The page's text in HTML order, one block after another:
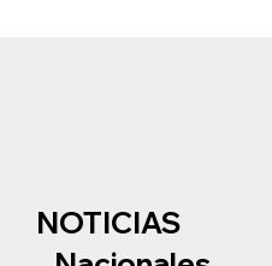
NOTICIAS